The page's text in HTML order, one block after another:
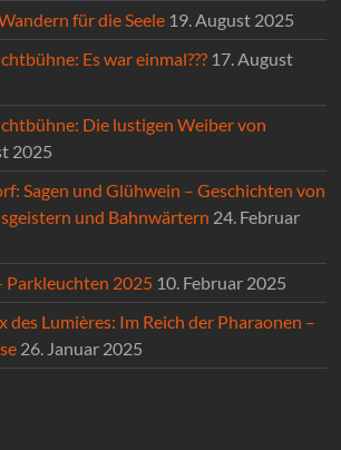
für die Seele 19. August 2025
Es war einmal??? 17. August
Die lustigen Weiber von
2025
Sagen und Glühwein – Geschichten von
und Bahnwärtern 24. Februar
Parkleuchten 2025 10. Februar 2025
Lumières: Im Reich der Pharaonen –
26. Januar 2025